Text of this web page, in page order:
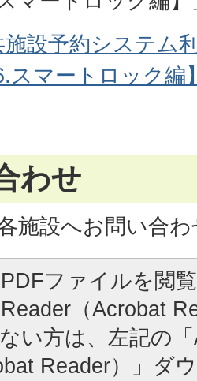
施設予約システム
スマートロック編
わせ
施設へお問い合
PDFファイルを閲
Reader（Acrobat
い方は、左記の
Reader）」ダ